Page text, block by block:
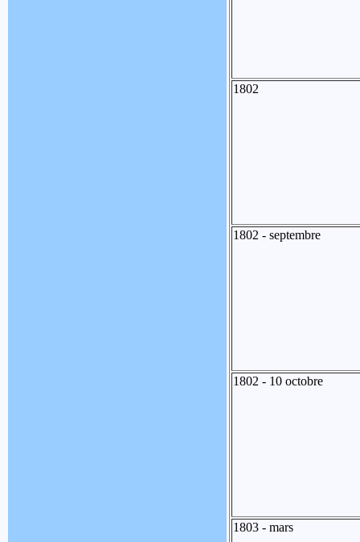
1802
1802 - septembre
1802 - 10 octobre
1803 - mars